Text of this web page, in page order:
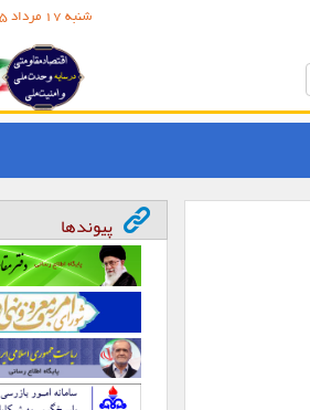
شنبه 17 مرداد 1405
پیوندها